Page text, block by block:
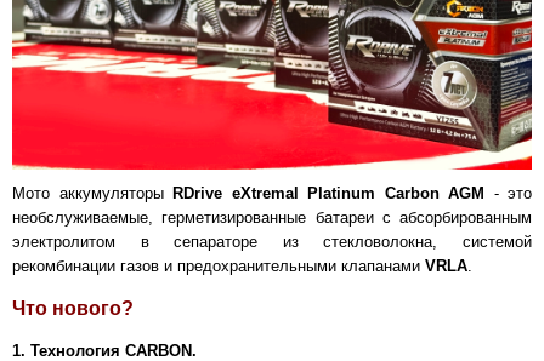
Мото аккумуляторы RDrive eXtremal Platinum Carbon AGM
- это
необслуживаемые, герметизированные батареи с абсорбированным
электролитом в сепараторе из стекловолокна, системой
рекомбинации газов и предохранительными клапанами VRLA
Что нового?
1. Технология CARBON.